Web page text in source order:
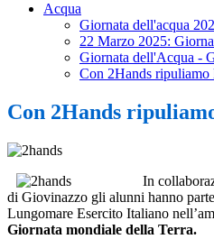
Acqua
Giornata dell'acqua
22 Marzo 2025:
Giornata dell'Acqua -
Con 2Hands ripuliamo
Con 2Hands
In
di Giovinazzo gli alunni hanno
Lungomare Esercito Italiano
Giornata mondiale della Terra.